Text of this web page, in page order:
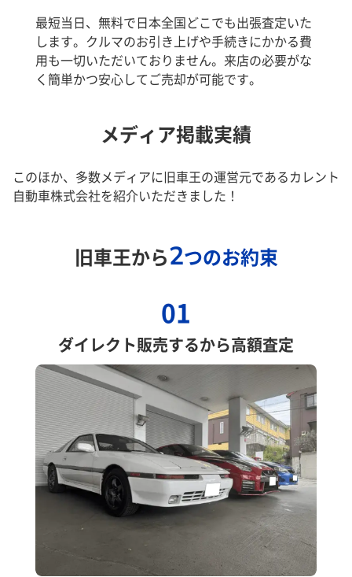
最短当日、無料で日本全国どこでも出張査定いた
します。クルマのお引き上げや手続きにかかる費
用も一切いただいておりません。来店の必要がな
く簡単かつ安心してご売却が可能です。
メディア掲載実績
このほか、多数メディアに旧車王の運営元であるカレント
自動車株式会社を紹介いただきました！
旧車王から2つのお約束
01
ダイレクト販売するから高額査定